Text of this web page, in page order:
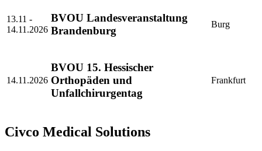
13.11 -
14.11.2026
BVOU Landesveranstaltung
Brandenburg
Burg
14.11.2026
BVOU 15. Hessischer
Orthopäden und
Unfallchirurgentag
Frankfurt
Civco Medical Solutions